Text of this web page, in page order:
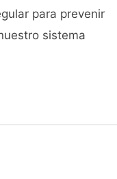
para prevenir
sistema